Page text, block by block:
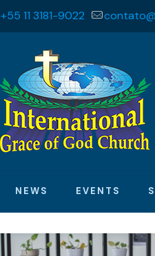
+55 11 3181-9022
NEWS EVENTS